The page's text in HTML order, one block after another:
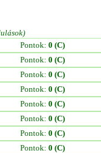
Pontok: 0 (C)
Pontok: 0 (C)
Pontok: 0 (C)
Pontok: 0 (C)
Pontok: 0 (C)
Pontok: 0 (C)
Pontok: 0 (C)
Pontok: 0 (C)